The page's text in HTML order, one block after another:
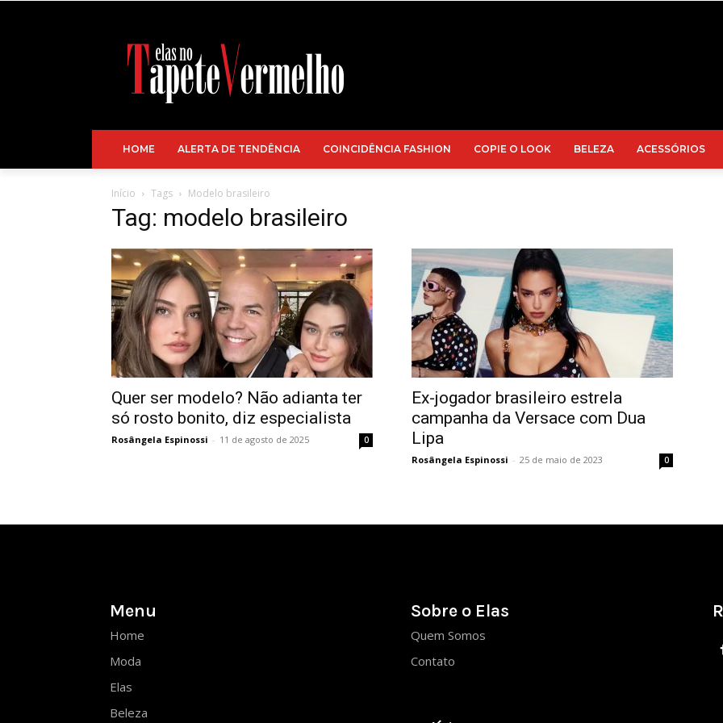
HOME ALERTA DE TENDÊNCIA COINCIDÊNCIA FASHION COPIE O LOOK BELEZA ACESSÓRIOS
Início Tags Modelo brasileiro
Tag: modelo brasileiro
Quer ser modelo? Não adianta ter
só rosto bonito, diz especialista
Rosângela Espinossi - 11 de agosto de 2025 0
Ex-jogador brasileiro estrela
campanha da Versace com Dua
Lipa
Rosângela Espinossi - 25 de maio de 2023 0
Menu
Home
Moda
Elas
Beleza
Sobre o Elas
Quem Somos
Contato